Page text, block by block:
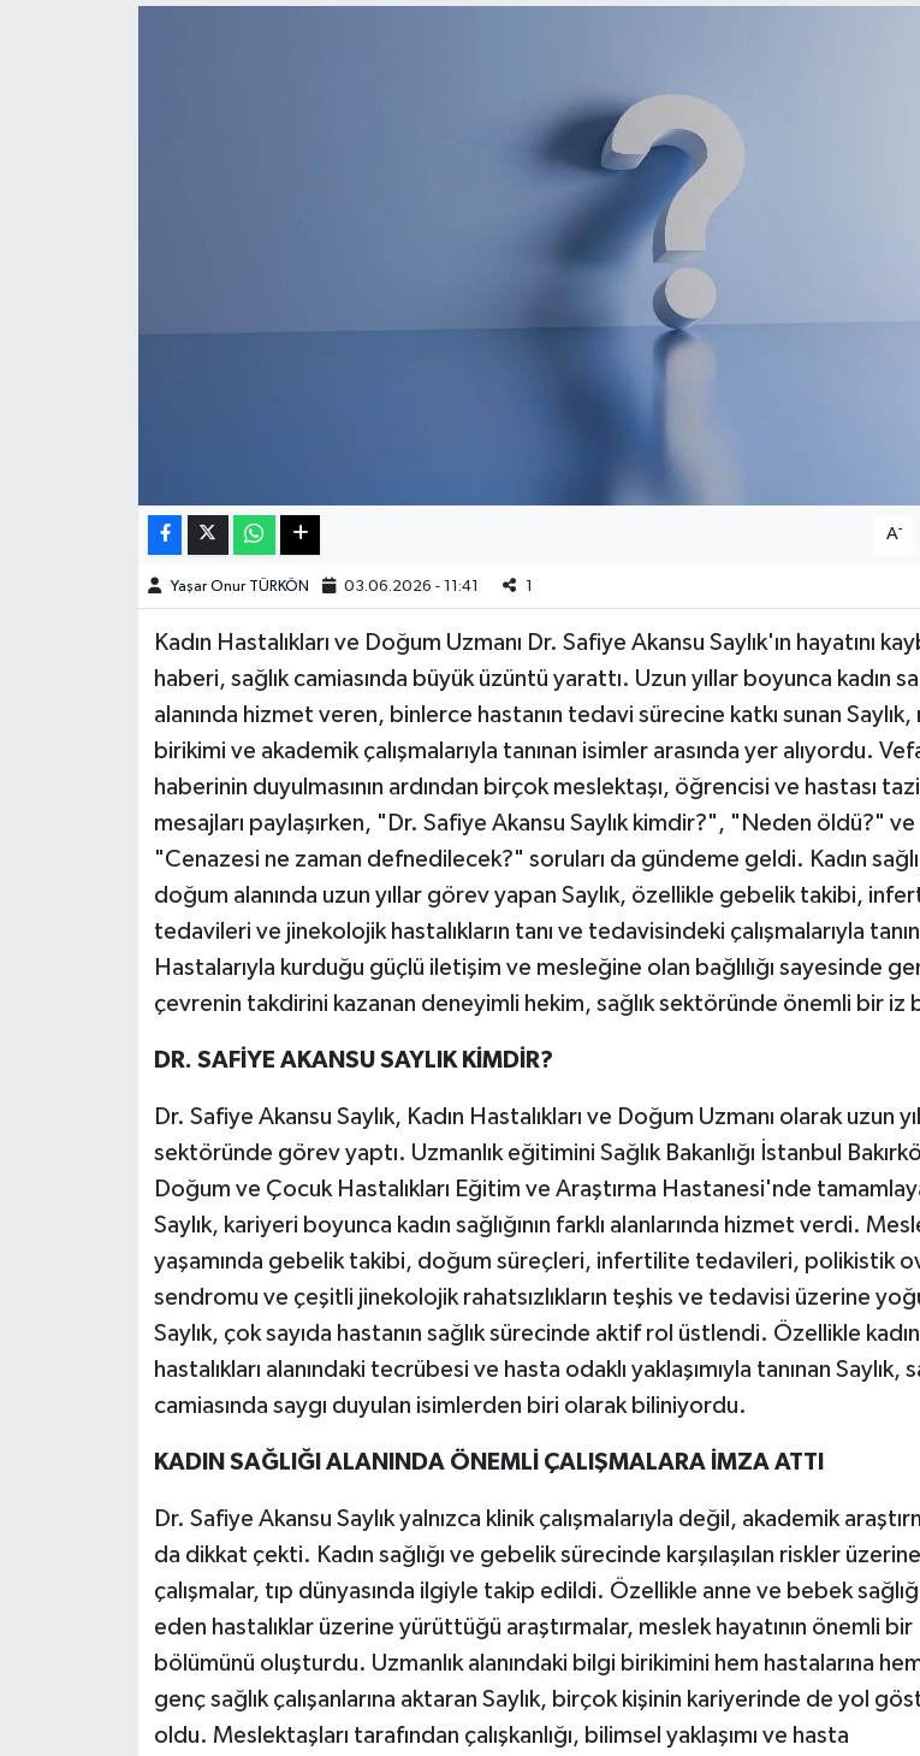
A-
Yaşar Onur TÜRKÖN 03.06.2026 - 11:41 1
Kadın Hastalıkları ve Doğum Uzmanı Dr. Safiye Akansu Saylık'ın hayatını
haberi, sağlık camiasında büyük üzüntü yarattı. Uzun yıllar boyunca kadın
alanında hizmet veren, binlerce hastanın tedavi sürecine katkı sunan Saylık,
birikimi ve akademik çalışmalarıyla tanınan isimler arasında yer alıyordu.
haberinin duyulmasının ardından birçok meslektaşı, öğrencisi ve hastası
mesajları paylaşırken, "Dr. Safiye Akansu Saylık kimdir?", "Neden öldü?" ve
"Cenazesi ne zaman defnedilecek?" soruları da gündeme geldi. Kadın
doğum alanında uzun yıllar görev yapan Saylık, özellikle gebelik takibi,
tedavileri ve jinekolojik hastalıkların tanı ve tedavisindeki çalışmalarıyla
Hastalarıyla kurduğu güçlü iletişim ve mesleğine olan bağlılığı sayesinde
çevrenin takdirini kazanan deneyimli hekim, sağlık sektöründe önemli bir iz
DR. SAFİYE AKANSU SAYLIK KİMDİR?
Dr. Safiye Akansu Saylık, Kadın Hastalıkları ve Doğum Uzmanı olarak uzun
sektöründe görev yaptı. Uzmanlık eğitimini Sağlık Bakanlığı İstanbul
Doğum ve Çocuk Hastalıkları Eğitim ve Araştırma Hastanesi'nde
Saylık, kariyeri boyunca kadın sağlığının farklı alanlarında hizmet verdi.
yaşamında gebelik takibi, doğum süreçleri, infertilite tedavileri, polikistik
sendromu ve çeşitli jinekolojik rahatsızlıkların teşhis ve tedavisi üzerine
Saylık, çok sayıda hastanın sağlık sürecinde aktif rol üstlendi. Özellikle kadın
hastalıkları alanındaki tecrübesi ve hasta odaklı yaklaşımıyla tanınan Saylık,
camiasında saygı duyulan isimlerden biri olarak biliniyordu.
KADIN SAĞLIĞI ALANINDA ÖNEMLİ ÇALIŞMALARA İMZA ATTI
Dr. Safiye Akansu Saylık yalnızca klinik çalışmalarıyla değil, akademik
da dikkat çekti. Kadın sağlığı ve gebelik sürecinde karşılaşılan riskler
çalışmalar, tıp dünyasında ilgiyle takip edildi. Özellikle anne ve bebek
eden hastalıklar üzerine yürüttüğü araştırmalar, meslek hayatının önemli bir
bölümünü oluşturdu. Uzmanlık alanındaki bilgi birikimini hem hastalarına
genç sağlık çalışanlarına aktaran Saylık, birçok kişinin kariyerinde de yol
oldu. Meslektaşları tarafından çalışkanlığı, bilimsel yaklaşımı ve hasta
SürManşet
Teknoloji
KAHRAMANMARAŞ